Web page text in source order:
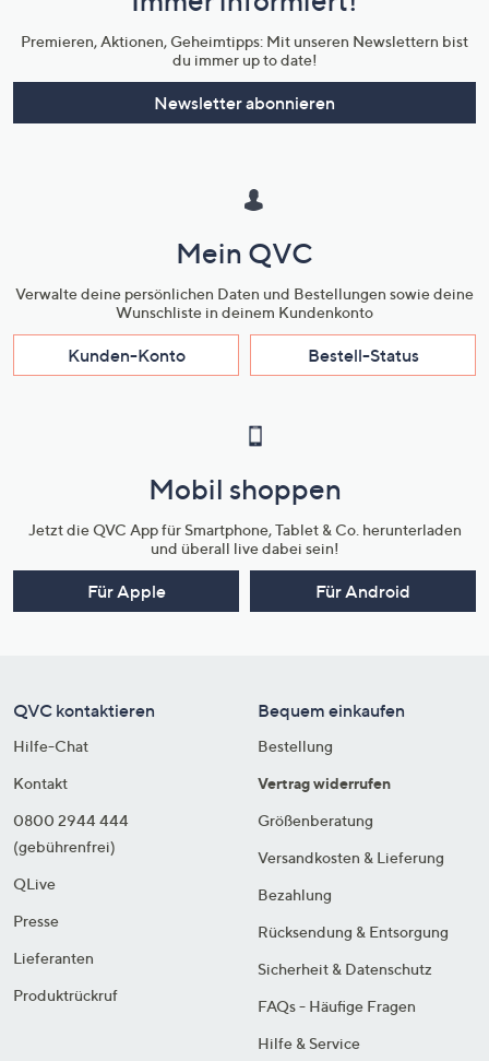
Unternehmensinformationen
Premieren, Aktionen, Geheimtipps: Mit unseren Newslettern bist
du immer up to date!
Newsletter abonnieren
Mein QVC
Verwalte deine persönlichen Daten und Bestellungen sowie deine
Wunschliste in deinem Kundenkonto
Kunden-Konto Bestell-Status
Mobil shoppen
Jetzt die QVC App für Smartphone, Tablet & Co. herunterladen
und überall live dabei sein!
Für Apple Für Android
QVC kontaktieren
Hilfe-Chat
Kontakt
0800 2944 444
(gebührenfrei)
QLive
Presse
Lieferanten
Produktrückruf
Bequem einkaufen
Bestellung
Vertrag widerrufen
Größenberatung
Versandkosten & Lieferung
Bezahlung
Rücksendung & Entsorgung
Sicherheit & Datenschutz
FAQs - Häufige Fragen
Hilfe & Service